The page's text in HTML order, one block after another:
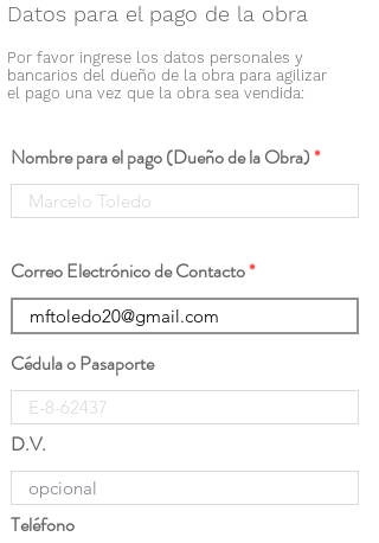
Datos para el pago de la obra
Por favor ingrese los datos personales y
bancarios del dueño de la obra para agilizar
el pago una vez que la obra sea vendida:
Nombre para el pago (Dueño de la Obra)
Correo Electrónico de Contacto
Cédula o Pasaporte
D.V.
Teléfono